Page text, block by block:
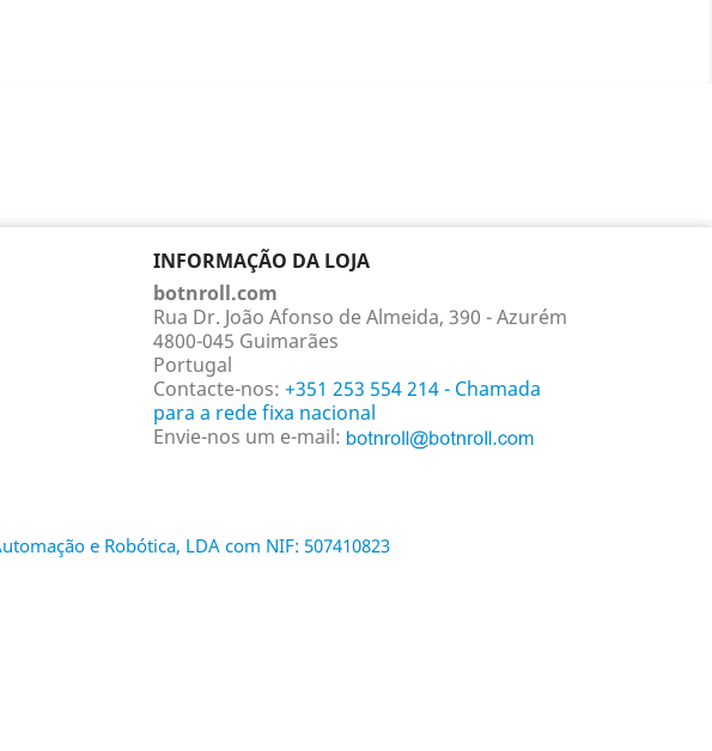
INFORMAÇÃO DA LOJA
botnroll.com
Rua Dr. João Afonso de Almeida, 390 - Azurém
4800-045 Guimarães
Portugal
Contacte-nos: +351 253 554 214 - Chamada
para a rede fixa nacional
Envie-nos um e-mail:
e Robótica, LDA com NIF: 507410823